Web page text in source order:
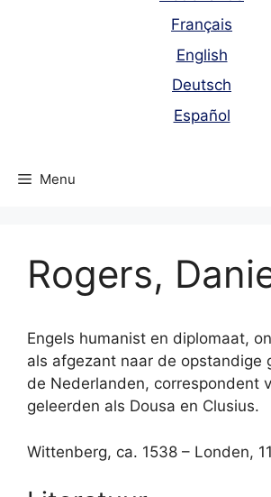
Français
English
Deutsch
Español
Menu
Rogers,
Engels humanist en diplomaat,
als afgezant naar de opstandige
de Nederlanden, correspondent
geleerden als Dousa en Clusius.
Wittenberg, ca. 1538 – Londen,